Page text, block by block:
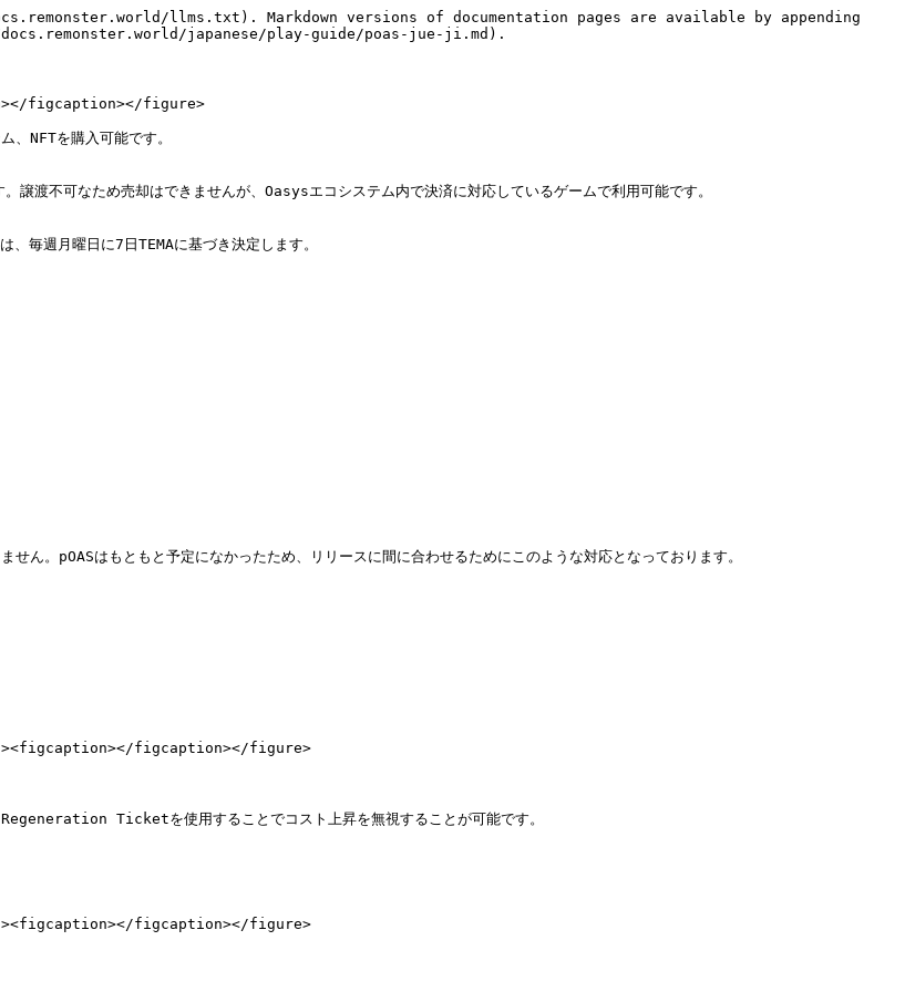
llms.txt). Markdown versions of documentation pages are available by appending
japanese/play-guide/poas-jue-ji.md).
figcaption></figure>
NFTを購入可能です。
譲渡不可なため売却はできませんが、Oasysエコシステム内で決済に対応しているゲームで利用可能です。
毎週月曜日に7日TEMAに基づき決定します。
ん。pOASはもともと予定になかったため、リリースに間に合わせるためにこのような対応となっております。
figcaption></figure>
Ticketを使用することでコスト上昇を無視することが可能です。
figcaption></figure>